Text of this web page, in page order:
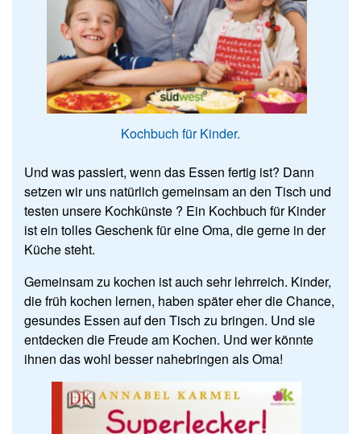
Kochbuch für Kinder.
Und was passiert, wenn das Essen fertig ist? Dann
setzen wir uns natürlich gemeinsam an den Tisch und
testen unsere Kochkünste ? Ein Kochbuch für Kinder
ist ein tolles Geschenk für eine Oma, die gerne in der
Küche steht.
Gemeinsam zu kochen ist auch sehr lehrreich. Kinder,
die früh kochen lernen, haben später eher die Chance,
gesundes Essen auf den Tisch zu bringen. Und sie
entdecken die Freude am Kochen. Und wer könnte
ihnen das wohl besser nahebringen als Oma!